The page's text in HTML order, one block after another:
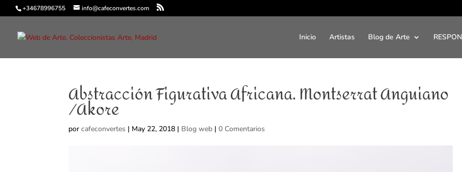
+34678996755 info@cafeconvertes.com
Inicio Artistas Blog de Arte
Abstracción Figurativa Africana. Montserrat Anguiano
/Akore
porcafeconvertes | May 22, 2018 | Blog web |0 Comentarios